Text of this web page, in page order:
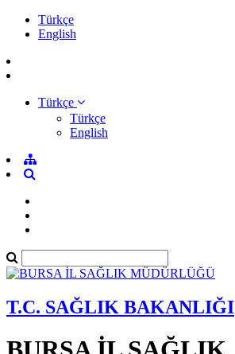
Türkçe
English
Türkçe
Türkçe
English
T.C. SAĞLIK BAKANLIĞI